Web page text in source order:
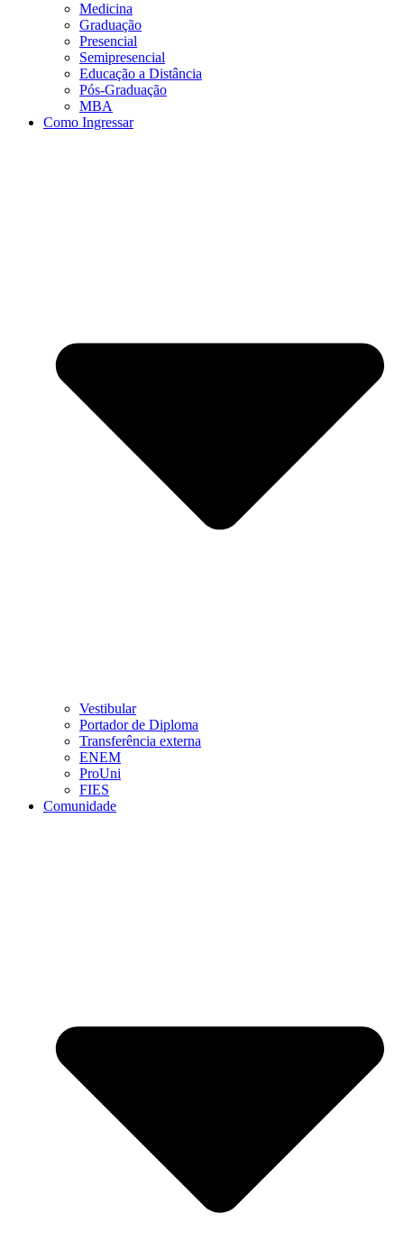
Medicina
Graduação
Presencial
Semipresencial
Educação a Distância
Pós-Graduação
MBA
Como Ingressar
Vestibular
Portador de Diploma
Transferência externa
ENEM
ProUni
FIES
Comunidade